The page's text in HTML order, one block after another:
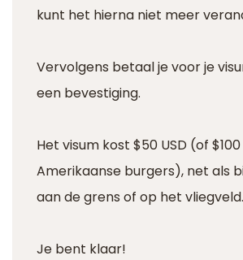
kunt het hierna niet meer
Vervolgens betaal je voor je
een bevestiging.
Het visum kost $50 USD (of
Amerikaanse burgers), net als
aan de grens of op het vliegveld.
Je bent klaar!